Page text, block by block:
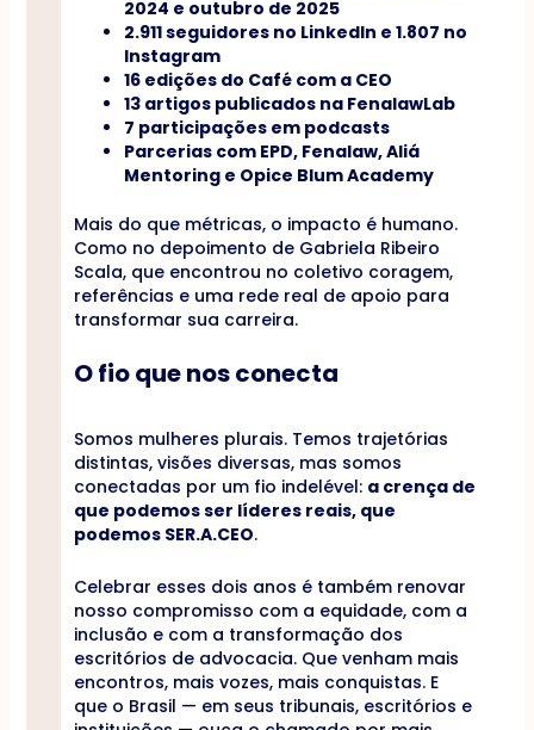
2024 e outubro de 2025
2.911 seguidores no LinkedIn e 1.807 no
Instagram
16 edições do Café com a CEO
13 artigos publicados na FenalawLab
7 participações em podcasts
Parcerias com EPD, Fenalaw, Aliá
Mentoring e Opice Blum Academy
Mais do que métricas, o impacto é humano.
Como no depoimento de Gabriela Ribeiro
Scala, que encontrou no coletivo coragem,
referências e uma rede real de apoio para
transformar sua carreira.
O fio que nos conecta
Somos mulheres plurais. Temos trajetórias
distintas, visões diversas, mas somos
conectadas por um fio indelével: a crença de
que podemos ser líderes reais, que
podemos SER.A.CEO.
Celebrar esses dois anos é também renovar
nosso compromisso com a equidade, com a
inclusão e com a transformação dos
escritórios de advocacia. Que venham mais
encontros, mais vozes, mais conquistas. E
que o Brasil — em seus tribunais, escritórios e